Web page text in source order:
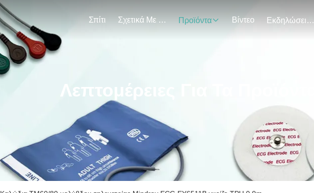
Σπίτι Σχετικά Με Εμάς Προϊόντα Βίντεο Εκδηλώσεις
Λεπτομέρειες Για Τα Προϊόντα